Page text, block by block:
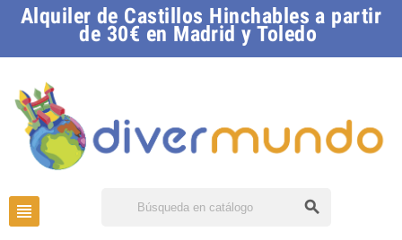
Alquiler de Castillos Hinchables a partir
de 30€ en Madrid y Toledo
 